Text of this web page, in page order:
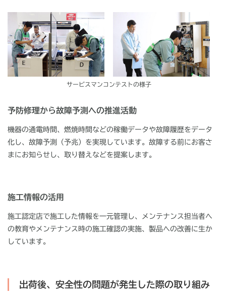
サービスマンコンテストの様子
予防修理から故障予測への推進活動
機器の通電時間、燃焼時間などの稼働データや故障履歴をデータ
化し、故障予測（予兆）を実現しています。故障する前にお客さ
まにお知らせし、取り替えなどを提案します。
施工情報の活用
施工認定店で施工した情報を一元管理し、メンテナンス担当者へ
の教育やメンテナンス時の施工確認の実施、製品への改善に生か
しています。
出荷後、安全性の問題が発生した際の取り組み